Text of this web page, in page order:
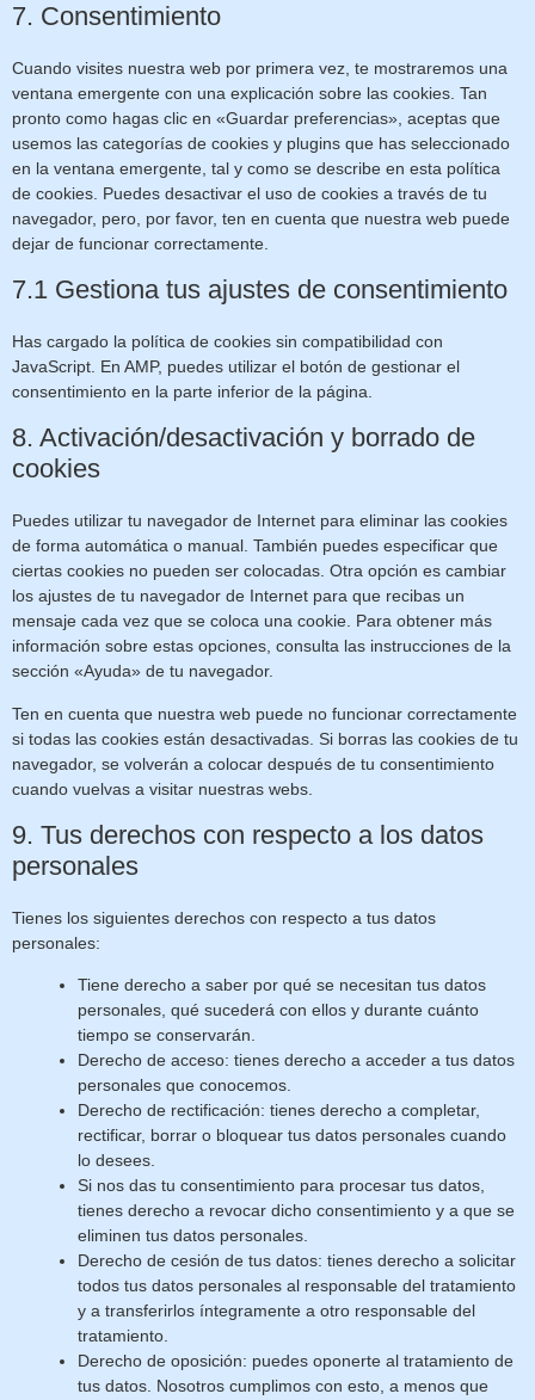
7. Consentimiento
Cuando visites nuestra web por primera vez, te mostraremos una
ventana emergente con una explicación sobre las cookies. Tan
pronto como hagas clic en «Guardar preferencias», aceptas que
usemos las categorías de cookies y plugins que has seleccionado
en la ventana emergente, tal y como se describe en esta política
de cookies. Puedes desactivar el uso de cookies a través de tu
navegador, pero, por favor, ten en cuenta que nuestra web puede
dejar de funcionar correctamente.
7.1 Gestiona tus ajustes de consentimiento
Has cargado la política de cookies sin compatibilidad con
JavaScript. En AMP, puedes utilizar el botón de gestionar el
consentimiento en la parte inferior de la página.
8. Activación/desactivación y borrado de
cookies
Puedes utilizar tu navegador de Internet para eliminar las cookies
de forma automática o manual. También puedes especificar que
ciertas cookies no pueden ser colocadas. Otra opción es cambiar
los ajustes de tu navegador de Internet para que recibas un
mensaje cada vez que se coloca una cookie. Para obtener más
información sobre estas opciones, consulta las instrucciones de la
sección «Ayuda» de tu navegador.
Ten en cuenta que nuestra web puede no funcionar correctamente
si todas las cookies están desactivadas. Si borras las cookies de tu
navegador, se volverán a colocar después de tu consentimiento
cuando vuelvas a visitar nuestras webs.
9. Tus derechos con respecto a los datos
personales
Tienes los siguientes derechos con respecto a tus datos
personales:
Tiene derecho a saber por qué se necesitan tus datos
personales, qué sucederá con ellos y durante cuánto
tiempo se conservarán.
Derecho de acceso: tienes derecho a acceder a tus datos
personales que conocemos.
Derecho de rectificación: tienes derecho a completar,
rectificar, borrar o bloquear tus datos personales cuando
lo desees.
Si nos das tu consentimiento para procesar tus datos,
tienes derecho a revocar dicho consentimiento y a que se
eliminen tus datos personales.
Derecho de cesión de tus datos: tienes derecho a solicitar
todos tus datos personales al responsable del tratamiento
y a transferirlos íntegramente a otro responsable del
tratamiento.
Derecho de oposición: puedes oponerte al tratamiento de
tus datos. Nosotros cumplimos con esto, a menos que